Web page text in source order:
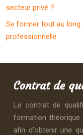
secteur privé ?
Se former tout au long
professionnelle
Contrat de
Le contrat de
formation théorique
afin d'obtenir une